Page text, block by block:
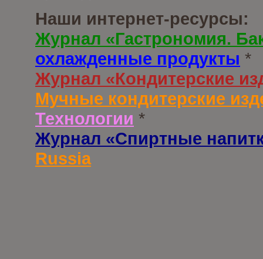
Наши интернет-ресурсы:
Журнал «Гастрономия.
охлажденные продукты *
Журнал «Кондитерские
Мучные кондитерские
Технологии *
Журнал «Спиртные
Russia